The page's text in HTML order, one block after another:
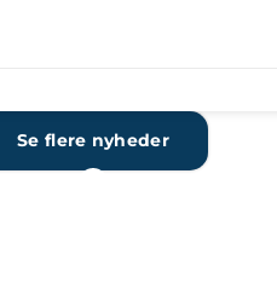
Se flere nyheder